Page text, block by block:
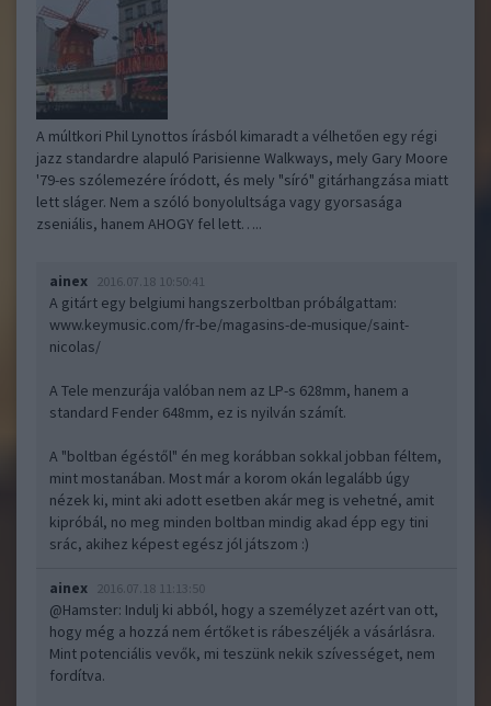
A múltkori Phil Lynottos írásból kimaradt a vélhetően egy régi
jazz standardre alapuló Parisienne Walkways, mely Gary Moore
'79-es szólemezére íródott, és mely "síró" gitárhangzása miatt
lett sláger. Nem a szóló bonyolultsága vagy gyorsasága
zseniális, hanem AHOGY fel lett…..
ainex 2016.07.18 10:50:41
A gitárt egy belgiumi hangszerboltban próbálgattam:
www.keymusic.com/fr-be/magasins-de-musique/saint-
nicolas/
A Tele menzurája valóban nem az LP-s 628mm, hanem a
standard Fender 648mm, ez is nyilván számít.
A "boltban égéstől" én meg korábban sokkal jobban féltem,
mint mostanában. Most már a korom okán legalább úgy
nézek ki, mint aki adott esetben akár meg is vehetné, amit
kipróbál, no meg minden boltban mindig akad épp egy tini
srác, akihez képest egész jól játszom :)
ainex 2016.07.18 11:13:50
@Hamster: Indulj ki abból, hogy a személyzet azért van ott,
hogy még a hozzá nem értőket is rábeszéljék a vásárlásra.
Mint potenciális vevők, mi teszünk nekik szívességet, nem
fordítva.